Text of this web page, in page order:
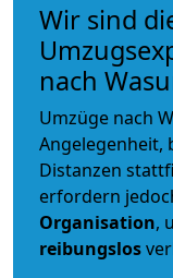
Wir sind
nach
Umzüge nach
Angelegenheit,
Distanzen
erfordern
Organisation,
reibungslos